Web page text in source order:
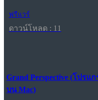
ฟรีแวร์
ดาวน์โหลด : 11
Grand Perspective (โปร
บน Mac)